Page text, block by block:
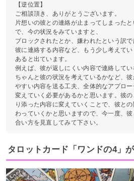
【逆位置】
ご相談頂き、ありがとうございます。
片想いの彼との連絡が止まってしまったと
で、今の状況をみていますと、
ブロックされたとか、嫌われたという訳で
彼に連絡する内容など、もう少し考えて
あると出ています。
例えば、彼が返しにくい内容で連絡してい
ちゃんと彼の状況を考えているかなど、彼
やすい内容を送る工夫、全体的なアプロー
変えていく必要があるかと思います。彼
り添った内容に変えていくことで、彼と
わっていくかと思いますので、今一度、彼
合い方を見直してみて下さい。
タロットカード「ワンドの4」